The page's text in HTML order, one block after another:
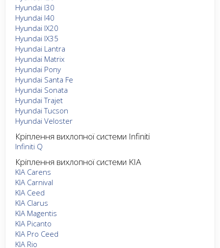
Hyundai I30
Hyundai I40
Hyundai IX20
Hyundai IX35
Hyundai Lantra
Hyundai Matrix
Hyundai Pony
Hyundai Santa Fe
Hyundai Sonata
Hyundai Trajet
Hyundai Tucson
Hyundai Veloster
Кріплення вихлопної системи Infiniti
Infiniti Q
Кріплення вихлопної системи KIA
KIA Carens
KIA Carnival
KIA Ceed
KIA Clarus
KIA Magentis
KIA Picanto
KIA Pro Ceed
KIA Rio